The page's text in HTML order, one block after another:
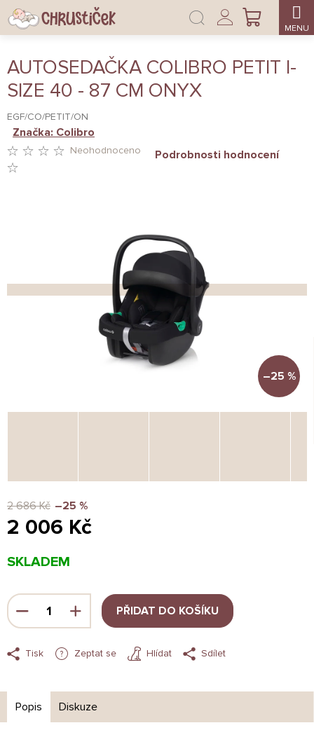
Přejít
na
obsah
NÁKUPNÍ
Přihlášení
AUTOSEDAČKA COLIBRO PETIT I-
SIZE 40 - 87 CM ONYX
EGF/CO/PETIT/ON
HVĚZDIČEK.
Neohodnoceno Podrobnosti hodnocení
Značka: Colibro
–25 %
2 686 Kč –25 %
2 006 Kč
cena:
SKLADEM
PŘIDAT DO KOŠÍKU
Tisk Zeptat se Hlídat Sdílet
Popis Diskuze